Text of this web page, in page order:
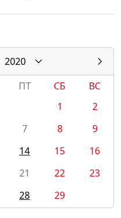
2020
ПТ СБ
ВС
1
2
7 8
9
14 15
16
21 22
23
28 29